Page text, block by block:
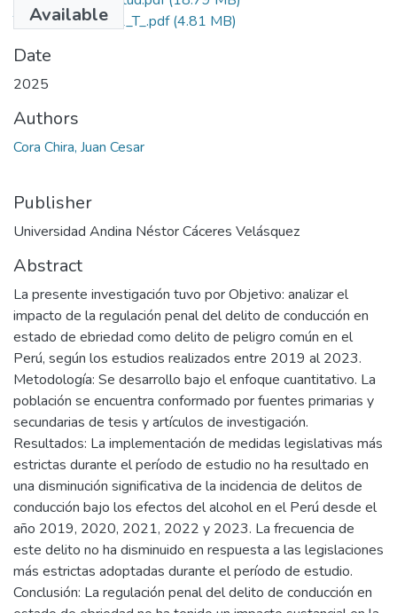
Available
T036_74761002_T_.pdf(4.81 MB)
Date
2025
Authors
Cora Chira, Juan Cesar
Publisher
Universidad Andina Néstor Cáceres Velásquez
Abstract
La presente investigación tuvo por Objetivo: analizar el
impacto de la regulación penal del delito de conducción en
estado de ebriedad como delito de peligro común en el
Perú, según los estudios realizados entre 2019 al 2023.
Metodología: Se desarrollo bajo el enfoque cuantitativo. La
población se encuentra conformado por fuentes primarias y
secundarias de tesis y artículos de investigación.
Resultados: La implementación de medidas legislativas más
estrictas durante el período de estudio no ha resultado en
una disminución significativa de la incidencia de delitos de
conducción bajo los efectos del alcohol en el Perú desde el
año 2019, 2020, 2021, 2022 y 2023. La frecuencia de
este delito no ha disminuido en respuesta a las legislaciones
más estrictas adoptadas durante el período de estudio.
Conclusión: La regulación penal del delito de conducción en